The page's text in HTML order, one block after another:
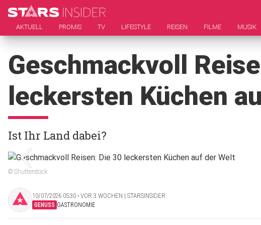
AKTUELL PROMIS TV LIFESTYLE REISEN FILME MUSIK
Geschmackvoll
leckersten Küchen
Ist Ihr Land dabei?
© Shutterstock
10/07/2026 05:30 ‧ VOR 3 WOCHEN | STARSINSIDER
GENUSS GASTRONOMIE